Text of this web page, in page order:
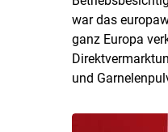
war das
ganz Europa
und